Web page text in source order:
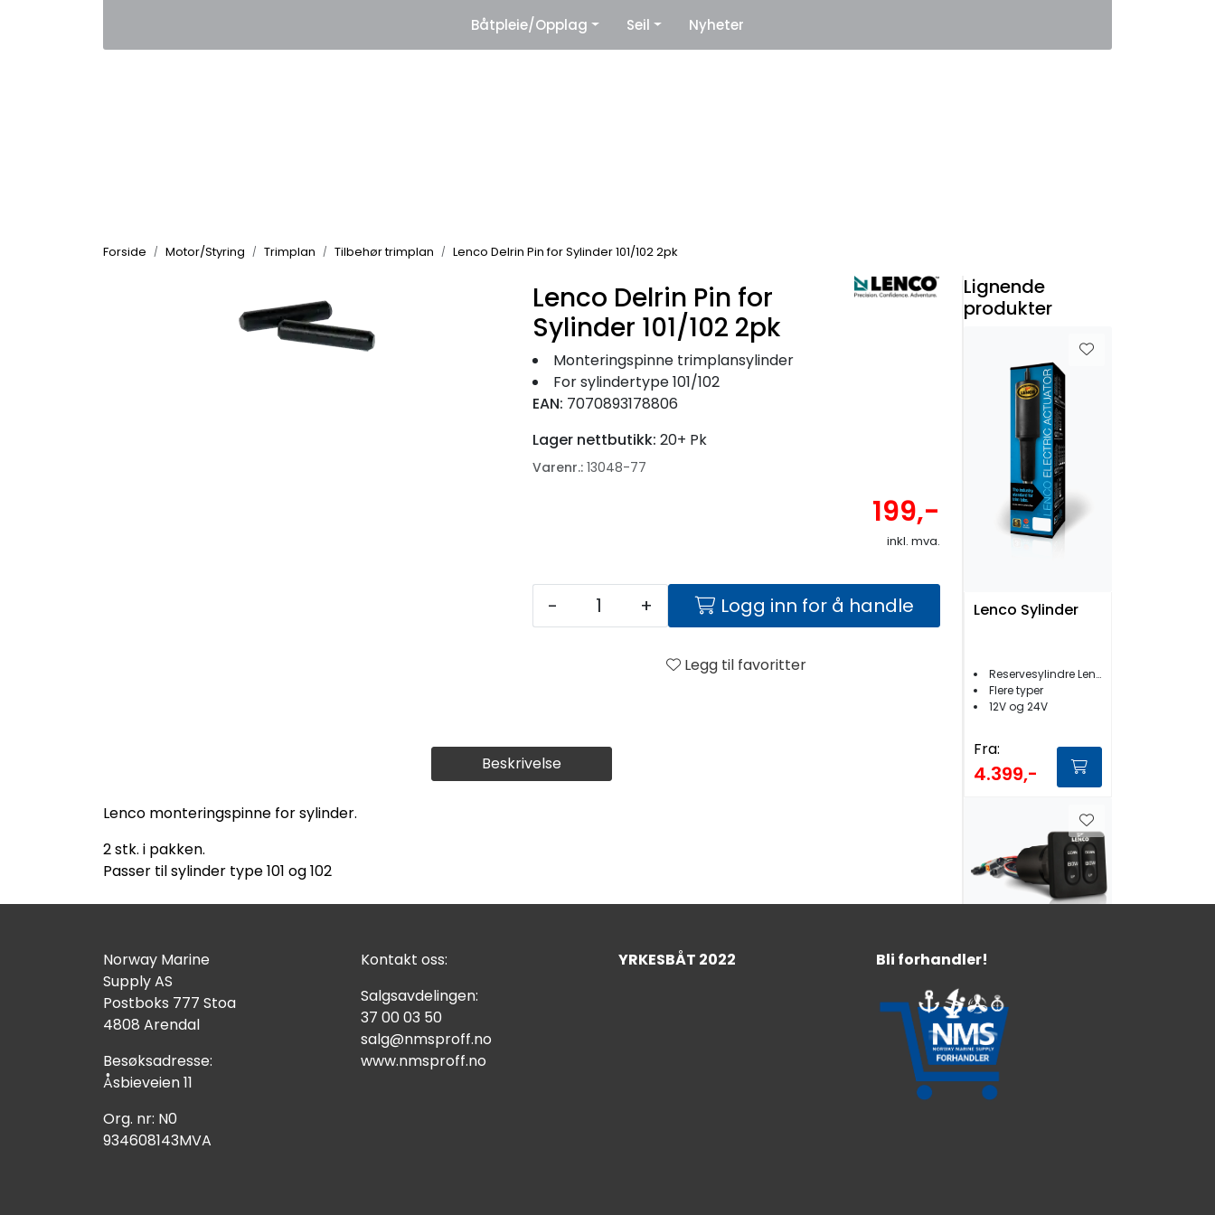
Leverandører
Båtpleie/Opplag Seil Nyheter
Forside Motor/Styring Trimplan Tilbehør trimplan Lenco Delrin Pin for Sylinder 101/102 2pk
Beskrivelse
Lenco monteringspinne for sylinder.
2 stk. i pakken.
Passer til sylinder type 101 og 102
Lenco Delrin Pin for
Sylinder 101/102 2pk
Monteringspinne trimplansylinder
For sylindertype 101/102
EAN: 7070893178806
Lager nettbutikk: 20+ Pk
Varenr.: 13048-77
199,-
inkl. mva.
- + Logg inn for å handle
Legg til favoritter
Lignende
produkter
Lenco Sylinder
Reservesylindre Lenco
Flere typer
12V og 24V
Fra:
4.399,-
Bryterpanel
elektronikk
Integrert elektronikk
Vanntett
Enkel og rask montering
3.999,-
Norway Marine
Supply AS
Postboks 777 Stoa
4808 Arendal
Besøksadresse:
Åsbieveien 11
Org. nr: N0
934608143MVA
Kontakt oss:
Salgsavdelingen:
37 00 03 50
salg@nmsproff.no
www.nmsproff.no
YRKESBÅT 2022 Bli forhandler!